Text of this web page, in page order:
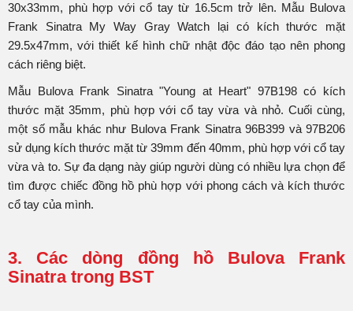
30x33mm, phù hợp với cổ tay từ 16.5cm trở lên. Mẫu Bulova
Frank Sinatra My Way Gray Watch lại có kích thước mặt
29.5x47mm, với thiết kế hình chữ nhật độc đáo tạo nên phong
cách riêng biệt.
Mẫu Bulova Frank Sinatra "Young at Heart" 97B198 có kích
thước mặt 35mm, phù hợp với cổ tay vừa và nhỏ. Cuối cùng,
một số mẫu khác như Bulova Frank Sinatra 96B399 và 97B206
sử dụng kích thước mặt từ 39mm đến 40mm, phù hợp với cổ tay
vừa và to. Sự đa dạng này giúp người dùng có nhiều lựa chọn để
tìm được chiếc đồng hồ phù hợp với phong cách và kích thước
cổ tay của mình.
3. Các dòng đồng hồ Bulova Frank
Sinatra trong BST